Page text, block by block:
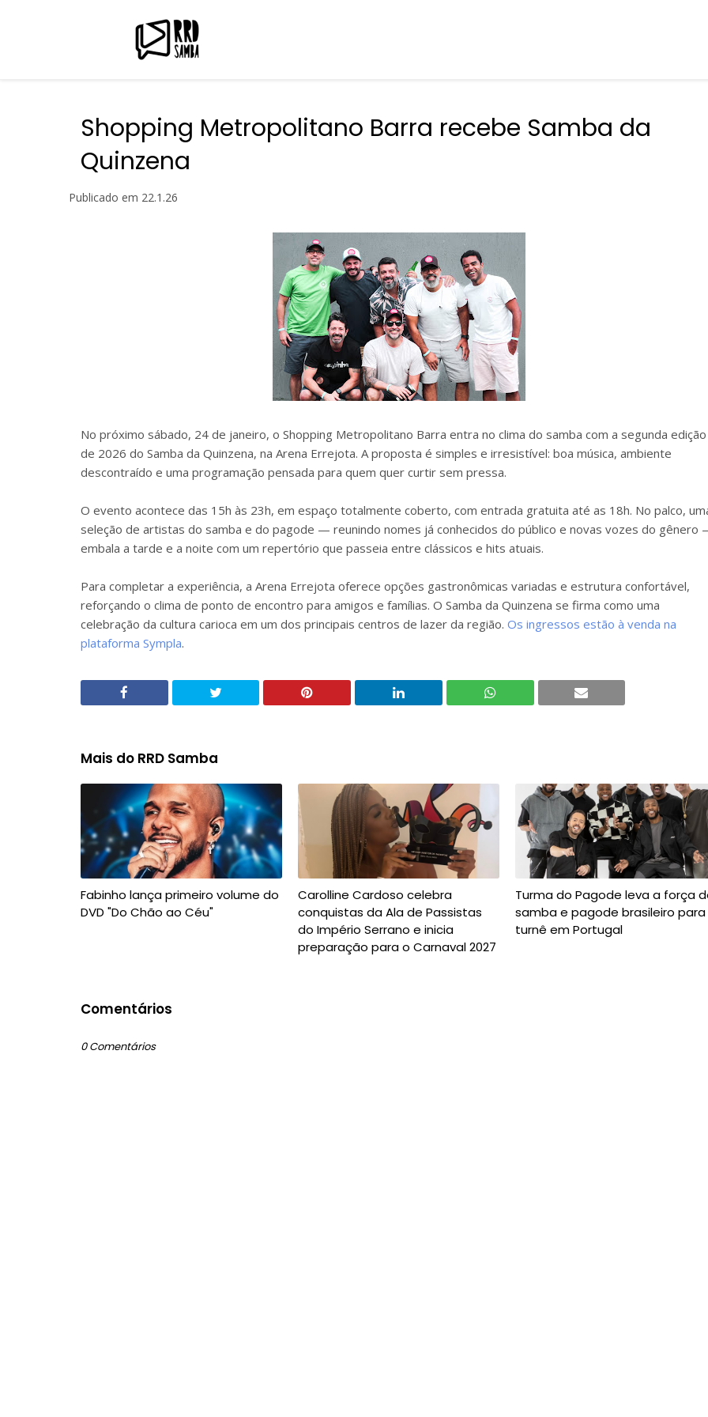
Shopping Metropolitano Barra recebe Samba da
Quinzena
Publicado em 22.1.26
No próximo sábado, 24 de janeiro, o Shopping Metropolitano Barra entra no clima do samba com a segunda edição
de 2026 do Samba da Quinzena, na Arena Errejota. A proposta é simples e irresistível: boa música, ambiente
descontraído e uma programação pensada para quem quer curtir sem pressa.
O evento acontece das 15h às 23h, em espaço totalmente coberto, com entrada gratuita até as 18h. No palco,
seleção de artistas do samba e do pagode — reunindo nomes já conhecidos do público e novas vozes do gênero
embala a tarde e a noite com um repertório que passeia entre clássicos e hits atuais.
Para completar a experiência, a Arena Errejota oferece opções gastronômicas variadas e estrutura confortável,
reforçando o clima de ponto de encontro para amigos e famílias. O Samba da Quinzena se firma como uma
celebração da cultura carioca em um dos principais centros de lazer da região. Os ingressos estão à venda na
plataforma Sympla.
Mais do RRD Samba
Fabinho lança primeiro volume do
DVD "Do Chão ao Céu"
Carolline Cardoso celebra
conquistas da Ala de Passistas
do Império Serrano e inicia
preparação para o Carnaval 2027
Turma do Pagode leva a força
samba e pagode brasileiro para
turnê em Portugal
Comentários
0 Comentários